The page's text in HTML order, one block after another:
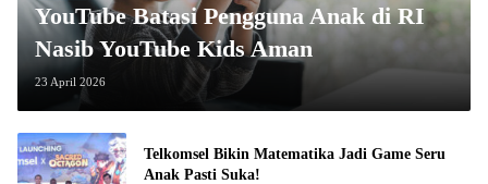
YouTube Batasi Pengguna Anak di RI
Nasib YouTube Kids Aman
23 April 2026
Telkomsel Bikin Matematika Jadi Game Seru
Anak Pasti Suka!